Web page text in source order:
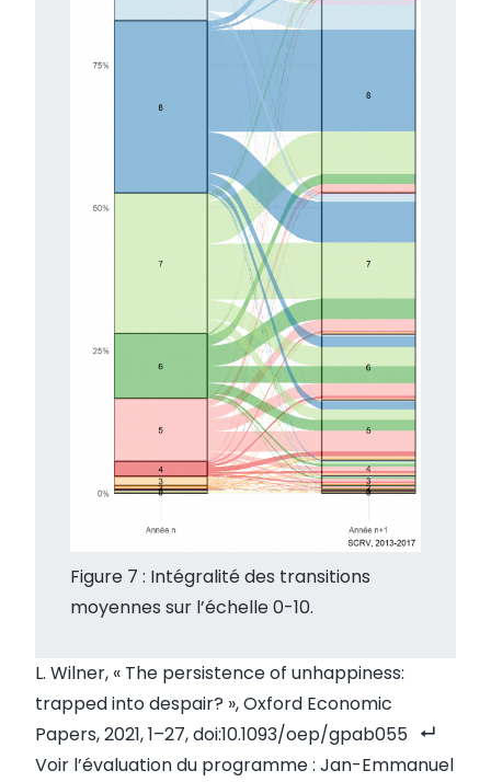
Figure 7 : Intégralité des transitions
moyennes sur l’échelle 0-10.
L. Wilner, « The persistence of unhappiness:
trapped into despair? », Oxford Economic
Papers, 2021, 1–27,doi:10.1093/oep/gpab055
Voir l’évaluation du programme : Jan-Emmanuel